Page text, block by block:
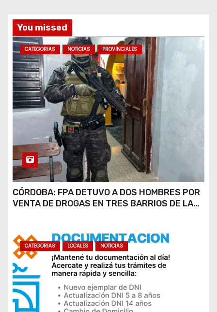
s
You missed
CATEGORIAS NOTICIAS PROVINCIALES
CÓRDOBA: FPA DETUVO A DOS HOMBRES POR
VENTA DE DROGAS EN TRES BARRIOS DE LA
CATEGORIAS LOCALES NOTICIAS